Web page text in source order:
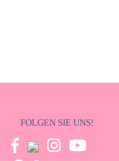
FOLGEN SIE UNS!